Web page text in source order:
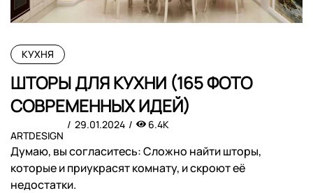
КУХНЯ
ШТОРЫ ДЛЯ КУХНИ (165 ФОТО
СОВРЕМЕННЫХ ИДЕЙ)
ARTDESIGN
29.01.2024 6.4K
Думаю, вы согласитесь: Сложно найти шторы,
которые и приукрасят комнату, и скроют её
недостатки.